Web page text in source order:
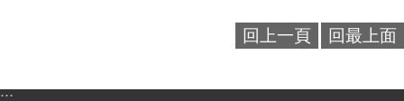
回上一頁 回最上面